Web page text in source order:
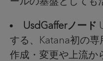
UsdGafferノード
する、 Katana初の専
作成・変更や上流か